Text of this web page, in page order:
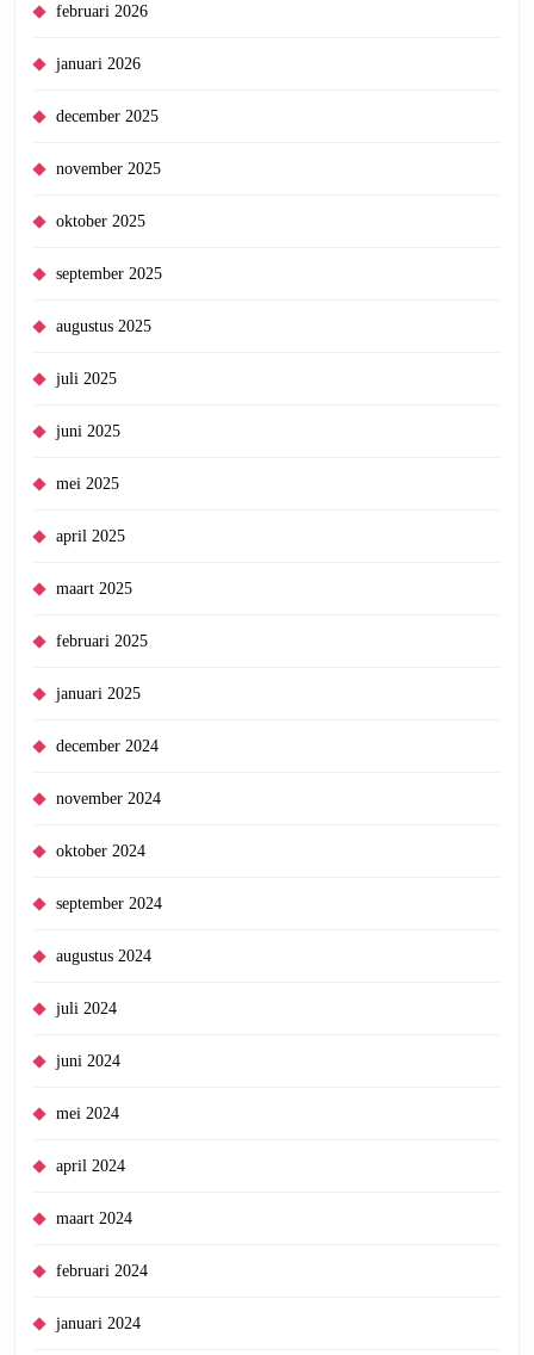
februari 2026
januari 2026
december 2025
november 2025
oktober 2025
september 2025
augustus 2025
juli 2025
juni 2025
mei 2025
april 2025
maart 2025
februari 2025
januari 2025
december 2024
november 2024
oktober 2024
september 2024
augustus 2024
juli 2024
juni 2024
mei 2024
april 2024
maart 2024
februari 2024
januari 2024